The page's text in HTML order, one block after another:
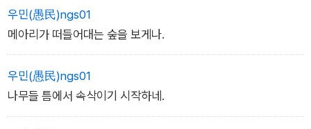
우민(愚民)ngs01
메아리가 떠들어대는 숲을 보게나.
우민(愚民)ngs01
나무들 틈에서 속삭이기 시작하네.